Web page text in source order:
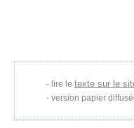
lire le texte sur le
version papier